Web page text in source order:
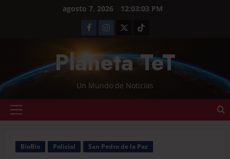
agosto 7, 2026 12:03:04 PM
Planeta TeT
Un Mundo de Noticias
BioBio Policial San Pedro de la Paz